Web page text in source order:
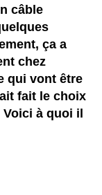
câble
ça a
chez
qui vont être
fait le choix
à quoi il